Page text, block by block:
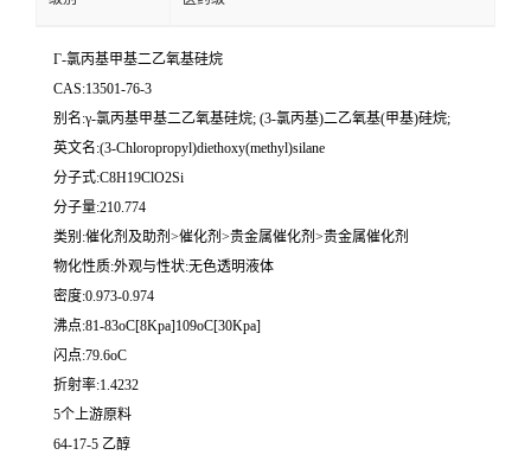
Γ-氯丙基甲基二乙氧基硅烷
CAS:13501-76-3
别名:γ-氯丙基甲基二乙氧基硅烷; (3-氯丙基)二乙氧基(甲基)硅烷;
英文名:(3-Chloropropyl)diethoxy(methyl)silane
分子式:C8H19ClO2Si
分子量:210.774
类别:催化剂及助剂>催化剂>贵金属催化剂>贵金属催化剂
物化性质:外观与性状:无色透明液体
密度:0.973-0.974
沸点:81-83oC[8Kpa]109oC[30Kpa]
闪点:79.6oC
折射率:1.4232
5个上游原料
64-17-5 乙醇